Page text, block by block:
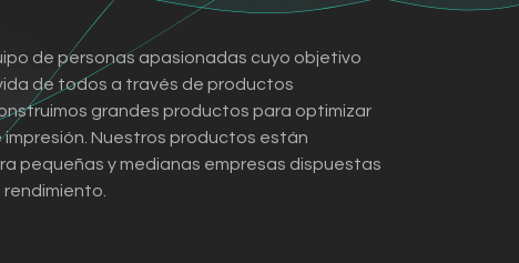
de personas apasionadas cuyo objetivo
de todos a través de productos
grandes productos para optimizar
impresión. Nuestros productos están
pequeñas y medianas empresas dispuestas